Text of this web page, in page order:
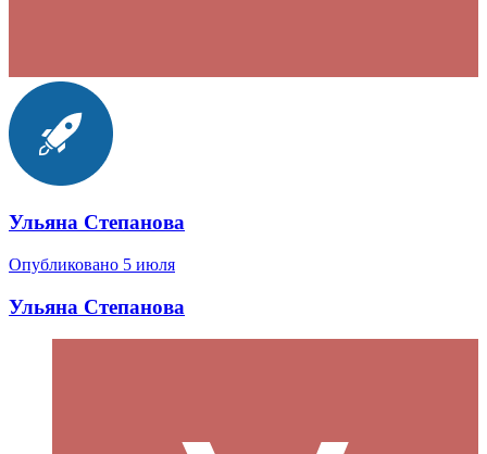
Ульяна Степанова
Опубликовано 5 июля
Ульяна Степанова